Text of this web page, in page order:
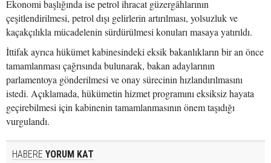
Ekonomi başlığında ise petrol ihracat güzergâhlarının
çeşitlendirilmesi, petrol dışı gelirlerin artırılması, yolsuzluk ve
kaçakçılıkla mücadelenin sürdürülmesi konuları masaya yatırıldı.
İttifak ayrıca hükümet kabinesindeki eksik bakanlıkların bir an önce
tamamlanması çağrısında bulunarak, bakan adaylarının
parlamentoya gönderilmesi ve onay sürecinin hızlandırılmasını
istedi. Açıklamada, hükümetin hizmet programını eksiksiz hayata
geçirebilmesi için kabinenin tamamlanmasının önem taşıdığı
vurgulandı.
HABERE YORUM KAT